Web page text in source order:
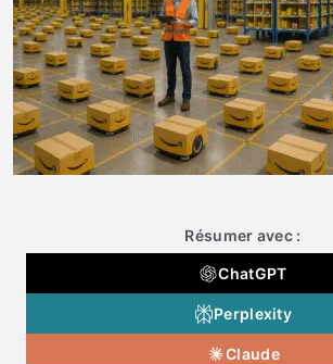
Résumer avec :
ChatGPT
Perplexity
Claude